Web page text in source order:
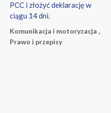
PCC i złożyć deklarację w
ciągu 14 dni.
Komunikacja i motoryzacja ,
Prawo i przepisy